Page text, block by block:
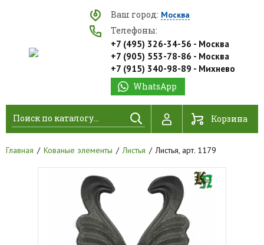
Ваш город: Москва
Телефоны:
+7 (495) 326-34-56 - Москва
+7 (905) 553-78-86 - Москва
+7 (915) 340-98-89 - Михнево
WhatsApp
Найти Корзина
Главная Кованые элементы Листья Листья, арт. 1179